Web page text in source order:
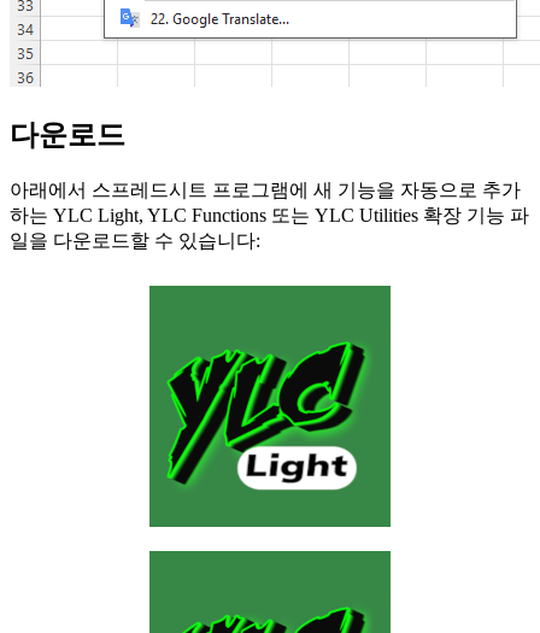
다운로드
아래에서 스프레드시트 프로그램에 새 기능을 자동으로 추가
하는 YLC Light, YLC Functions 또는 YLC Utilities 확장 기능 파
일을 다운로드할 수 있습니다: